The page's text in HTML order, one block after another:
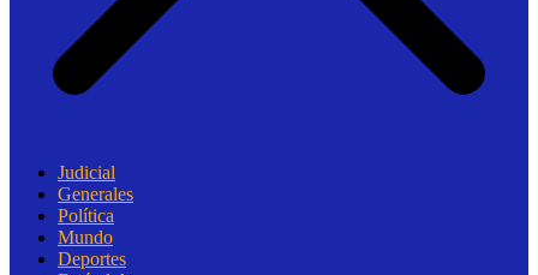
Judicial
Generales
Política
Mundo
Deportes